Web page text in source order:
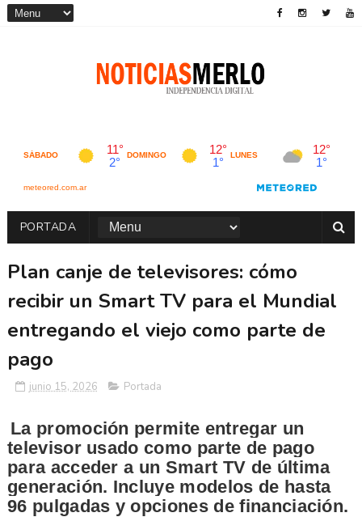
PORTADA
Plan canje de televisores: cómo
recibir un Smart TV para el Mundial
entregando el viejo como parte de
pago
junio 15, 2026 Portada
La promoción permite entregar un
televisor usado como parte de pago
para acceder a un Smart TV de última
generación. Incluye modelos de hasta
96 pulgadas y opciones de financiación.